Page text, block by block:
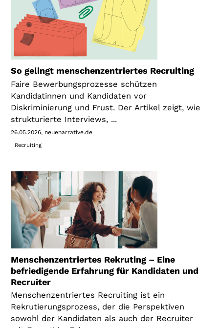
So gelingt menschenzentriertes Recruiting
Faire Bewerbungsprozesse schützen
Kandidatinnen und Kandidaten vor
Diskriminierung und Frust. Der Artikel zeigt, wie
strukturierte Interviews, ...
26.05.2026 neuenarrative.de
Recruiting
Menschenzentriertes Rekruting – Eine
befriedigende Erfahrung für Kandidaten und
Recruiter
Menschenzentriertes Recruiting ist ein
Rekrutierungsprozess, der die Perspektiven
sowohl der Kandidaten als auch der Recruiter